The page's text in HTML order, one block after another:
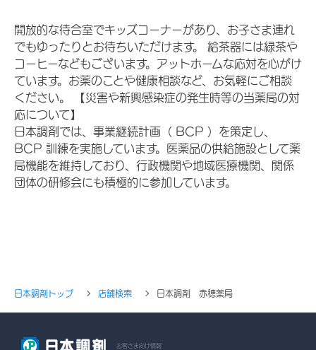
開放的な待合室でキッズコーナーがあり、お子さま連れ
でもゆったりとお待ちいただけます。 給茶器には緑茶や
コーヒーなどもございます。アットホームな応対を心がけ
ています。お薬のことや健康相談など、お気軽にご相談
ください。 【災害や新興感染症の発生時等の当薬局の対
応について】
日本調剤では、事業継続計画（ BCP ）を策定し、
BCP 訓練を実施しています。医薬品の供給施設として薬
局機能を維持しており、行政機関や地域医療機関、関係
団体の研修会にも積極的に参加しています。
日本調剤トップ 店舗検索 日本調剤 赤穂薬局
お客さま向け情報